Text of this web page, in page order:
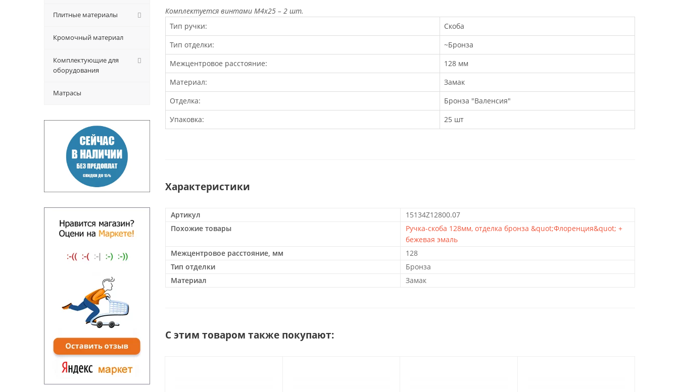
Комплектуется винтами М4х25 – 2 шт.
Тип ручки:
Скоба
Тип отделки:
~Бронза
Межцентровое расстояние:
128 мм
Материал:
Замак
Отделка:
Бронза "Валенсия"
Упаковка:
25 шт
Характеристики
Артикул
15134Z12800.07
Похожие товары
Ручка-скоба 128мм, отделка бронза &quot;Флоренция&quot; +
бежевая эмаль
Межцентровое расстояние, мм
128
Тип отделки
Бронза
Материал
Замак
С этим товаром также покупают:
Плитные материалы
Кромочный материал
Комплектующие для
оборудования
Матрасы